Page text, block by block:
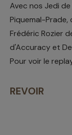
Avec nos Jedi
Piquemal-Prade,
Frédéric Rozier
d'Accuracy et
Pour voir le
REVOIR